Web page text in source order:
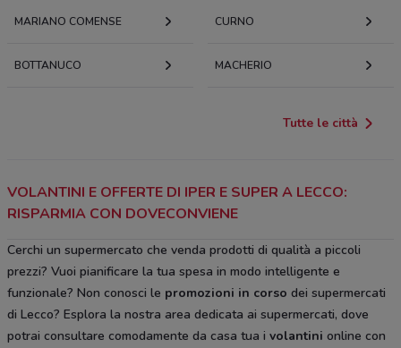
MARIANO COMENSE CURNO
BOTTANUCO MACHERIO
Tutte le città
VOLANTINI E OFFERTE DI IPER E SUPER A LECCO:
RISPARMIA CON DOVECONVIENE
Cerchi un supermercato che venda prodotti di qualità a piccoli
prezzi? Vuoi pianificare la tua spesa in modo intelligente e
funzionale? Non conosci le promozioni in corso dei supermercati
di Lecco? Esplora la nostra area dedicata ai supermercati, dove
potrai consultare comodamente da casa tua i volantini online con